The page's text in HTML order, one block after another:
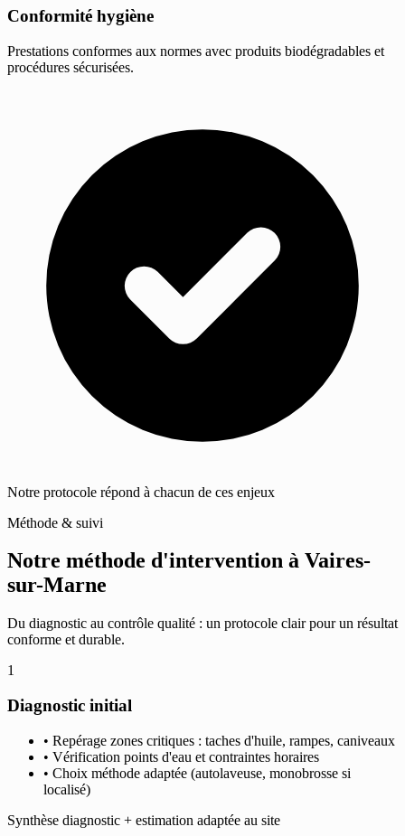
Conformité hygiène
Prestations conformes aux normes avec produits biodégradables et
procédures sécurisées.
Notre protocole répond à chacun de ces enjeux
Méthode & suivi
Notre méthode d'intervention à Vaires-
sur-Marne
Du diagnostic au contrôle qualité : un protocole clair pour un résultat
conforme et durable.
1
Diagnostic initial
• Repérage zones critiques : taches d'huile, rampes, caniveaux
• Vérification points d'eau et contraintes horaires
• Choix méthode adaptée (autolaveuse, monobrosse si
localisé)
Synthèse diagnostic + estimation adaptée au site